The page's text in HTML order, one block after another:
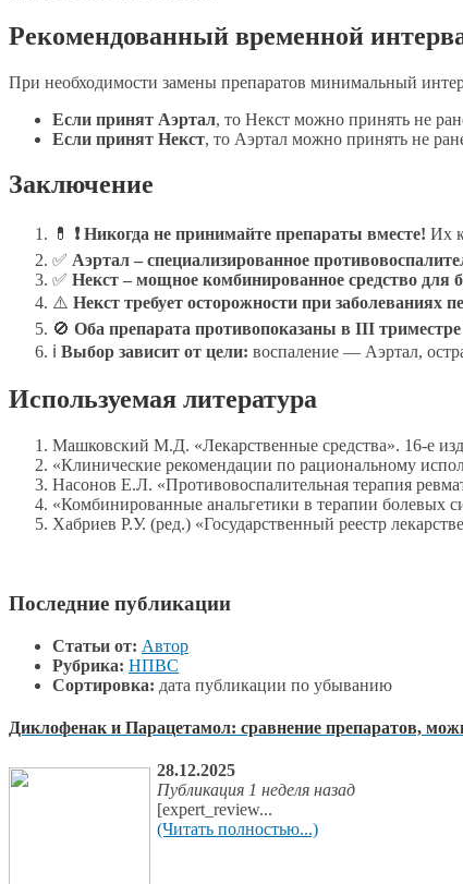
Рекомендованный временной
При необходимости замены препаратов минимальный
Если принят Аэртал, то Некст можно принять не
Если принят Некст, то Аэртал можно принять не
Заключение
💊 ❗ Никогда не принимайте препараты вместе! Их
✅ Аэртал – специализированное
✅ Некст – мощное комбинированное средство для
⚠️ Некст требует осторожности при заболеваниях
🚫 Оба препарата противопоказаны в III триместре
ℹ Выбор зависит от цели: воспаление — Аэртал,
Используемая литература
Машковский М.Д. «Лекарственные средства». 16-е
«Клинические рекомендации по рациональному
Насонов Е.Л. «Противовоспалительная терапия
«Комбинированные анальгетики в терапии болевых
Хабриев Р.У. (ред.) «Государственный реестр
Последние публикации
Статьи от: Автор
Рубрика: НПВС
Сортировка: дата публикации по убыванию
Диклофенак и Парацетамол: сравнение препаратов,
28.12.2025
Публикация 1 неделя назад
[expert_review...
(Читать полностью...)